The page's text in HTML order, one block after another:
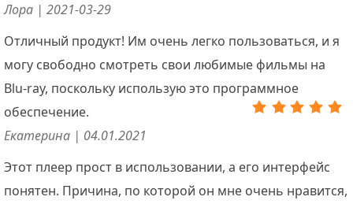
Лора | 2021-03-29
Отличный продукт! Им очень легко пользоваться, и я
могу свободно смотреть свои любимые фильмы на
Blu-ray, поскольку использую это программное
обеспечение.
Екатерина | 04.01.2021
Этот плеер прост в использовании, а его интерфейс
понятен. Причина, по которой он мне очень нравится,